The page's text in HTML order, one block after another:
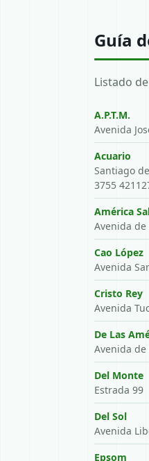
Guía
Listado
A.P.T.M.
Avenida
Acuario
Santiago
3755
América
Avenida de
Cao López
Avenida
Cristo Rey
Avenida
De Las
Avenida de
Del Monte
Estrada 99
Del Sol
Avenida
Epsom